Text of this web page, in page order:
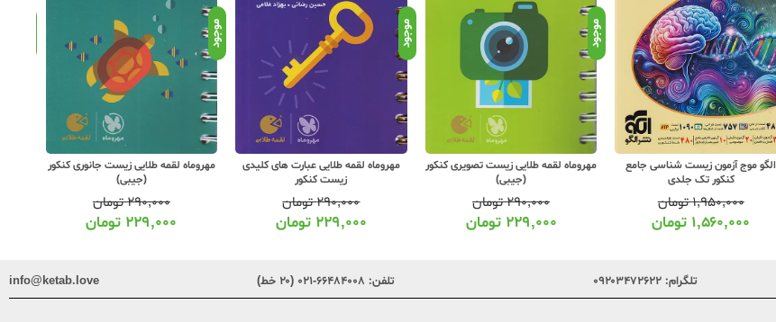
الگو موج آزمون زیست شناسی جامع
کنکور تک جلدی
۱,۹۵۰,۰۰۰تومان
۱,۵۶۰,۰۰۰ تومان
موجود
مهروماه لقمه طلایی زیست تصویری کنکور
(جیبی)
۲۹۰,۰۰۰تومان
۲۲۹,۰۰۰ تومان
موجود
مهروماه لقمه طلایی عبارت های کلیدی
زیست کنکور
۲۹۰,۰۰۰تومان
۲۲۹,۰۰۰ تومان
موجود
مهروماه لقمه طلایی زیست جانوری کنکور
(جیبی)
۲۹۰,۰۰۰تومان
۲۲۹,۰۰۰ تومان
تلگرام: ۰۹۲۰۳۴۷۲۶۲۲ تلفن: ۶۶۴۸۴۰۰۸-۰۲۱ (۲۰ خط) info@ketab.love